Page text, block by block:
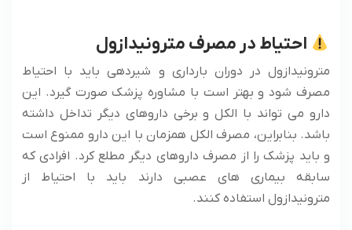
احتیاط در مصرف مترونیدازول
مترونیدازول در دوران بارداری و شیردهی باید با احتیاط
مصرف شود و بهتر است با مشاوره پزشک صورت گیرد. این
دارو می تواند با الکل و برخی داروهای دیگر تداخل داشته
باشد. بنابراین، مصرف الکل همزمان با این دارو ممنوع است
و باید پزشک را از مصرف داروهای دیگر مطلع کرد. افرادی که
سابقه بیماری های عصبی دارند باید با احتیاط از
مترونیدازول استفاده کنند.